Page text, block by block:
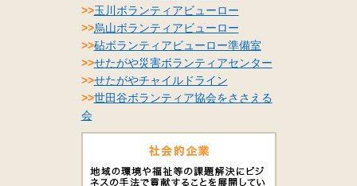
>>玉川ボランティアビューロー
>>烏山ボランティアビューロー
>>砧ボランティアビューロー準備室
>>せたがや災害ボランティアセンター
>>せたがやチャイルドライン
>>世田谷ボランティア協会をささえる
会